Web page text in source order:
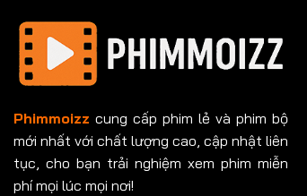
Phimmoizz cung cấp phim lẻ và phim bộ
mới nhất với chất lượng cao, cập nhật liên
tục, cho bạn trải nghiệm xem phim miễn
phí mọi lúc mọi nơi!